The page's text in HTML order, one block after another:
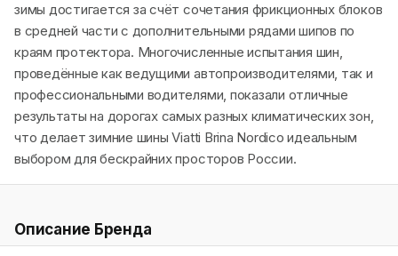
зимы достигается за счёт сочетания фрикционных блоков
в средней части с дополнительными рядами шипов по
краям протектора. Многочисленные испытания шин,
проведённые как ведущими автопроизводителями, так и
профессиональными водителями, показали отличные
результаты на дорогах самых разных климатических зон,
что делает зимние шины Viatti Brina Nordico идеальным
выбором для бескрайних просторов России.
Описание Бренда